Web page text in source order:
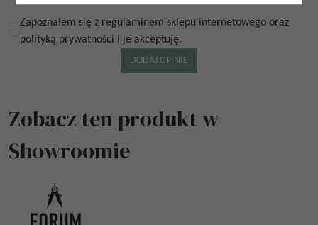
Zapoznałem się z regulaminem sklepu internetowego oraz
polityką prywatności i je akceptuję.
Zobacz ten produkt w
Showroomie